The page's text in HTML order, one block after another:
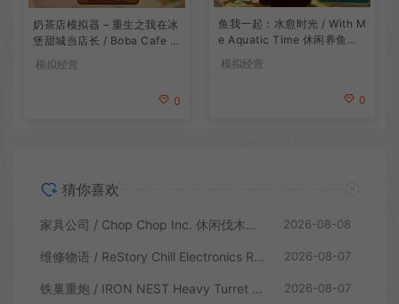
奶茶店模拟器 – 重生之我在冰
堡甜城当店长 / Boba Cafe Si
模拟经营
0
鱼我一起：水愈时光 / With M
e Aquatic Time 休闲养鱼游
戏
模拟经营
0
猜你喜欢
家具公司 / Chop Chop Inc. 休闲伐木建造模拟游戏 2026-08-08
维修物语 / ReStory Chill Electronics Repairs 拆解修理模拟游戏 2026-08-07
铁巢重炮 / IRON NEST Heavy Turret 柴油朋克重型火炮游戏 2026-08-07